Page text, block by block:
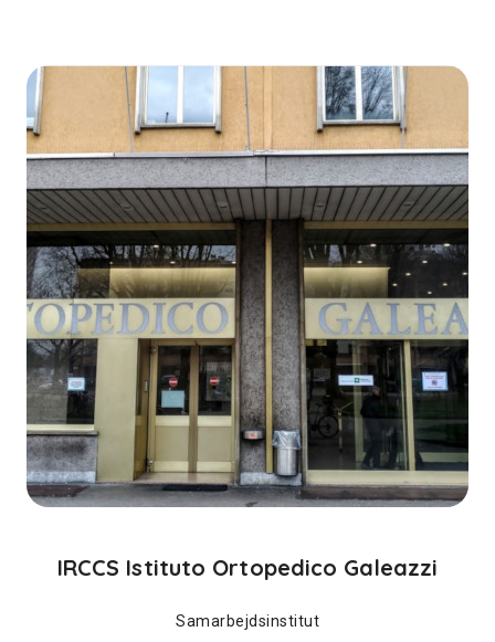
IRCCS Istituto Ortopedico Galeazzi
Samarbejdsinstitut